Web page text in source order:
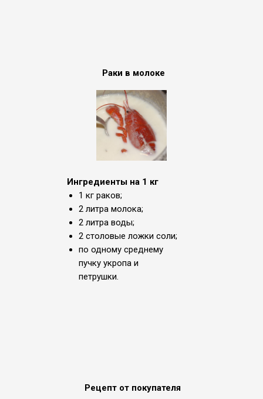
Раки в молоке
Рецепт от покупателя
Ингредиенты на 1 кг
1 кг раков;
2 литра молока;
2 литра воды;
2 столовые ложки соли;
по одному среднему
пучку укропа и
петрушки.